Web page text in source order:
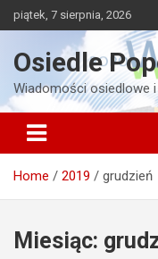
Skip
to
piątek, 7 sierpnia, 2026
Osiedle
Wiadomości osiedlowe
Home 2019 grudzień
Miesiąc: